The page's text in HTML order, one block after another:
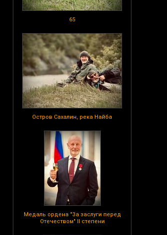
65
Остров Сахалин, река Найба
Медаль ордена "За заслуги перед
Отечеством" II степени